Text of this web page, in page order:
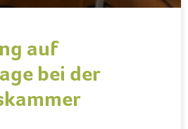
auf
bei der